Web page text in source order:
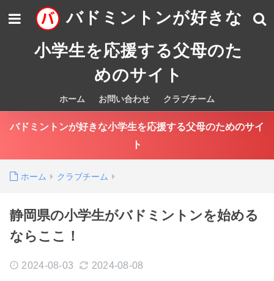
バドミントンが好きな
小学生を応援する父母のた
めのサイト
ホーム お問い合わせ クラブチーム
バドミントンが好きな小学生を応援する父母のためのサイ
ト
ホーム クラブチーム
静岡県の小学生がバドミントンを始める
ならここ！
2024-08-03 2024-08-08